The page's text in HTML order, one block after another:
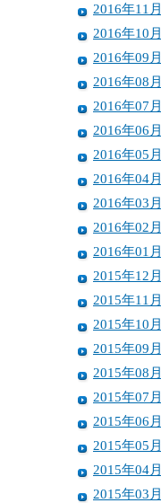
2016年11月
2016年10月
2016年09月
2016年08月
2016年07月
2016年06月
2016年05月
2016年04月
2016年03月
2016年02月
2016年01月
2015年12月
2015年11月
2015年10月
2015年09月
2015年08月
2015年07月
2015年06月
2015年05月
2015年04月
2015年03月